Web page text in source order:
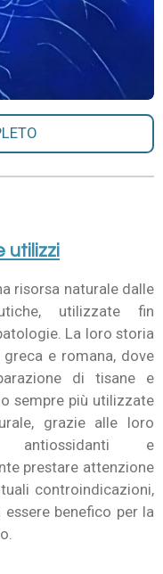
utilizzi
risorsa naturale dalle
utilizzate fin
La loro storia
e romana, dove
di tisane e
sempre più utilizzate
grazie alle loro
antiossidanti e
prestare attenzione
controindicazioni,
benefico per la